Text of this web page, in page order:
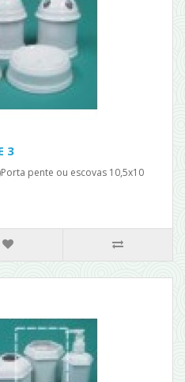
3
pente ou escovas 10,5x10